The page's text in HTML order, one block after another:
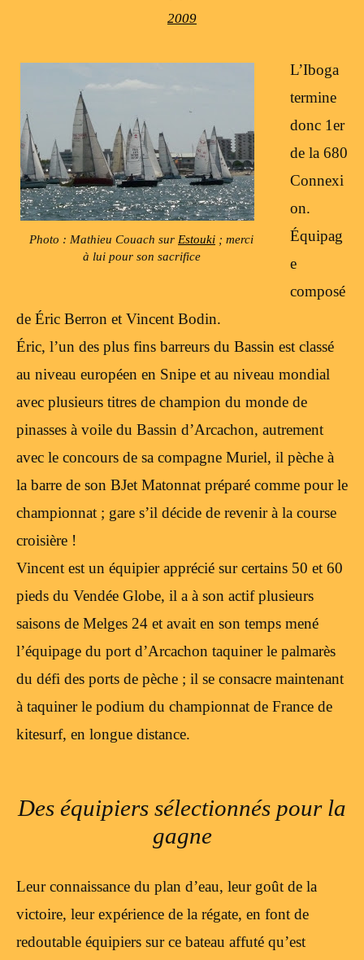
2009
Photo : Mathieu Couach sur Estouki ; merci
à lui pour son sacrifice
L’Iboga
termine
donc 1er
de la 680
Connexi
on.
Équipag
e
composé
de Éric Berron et Vincent Bodin.
Éric, l’un des plus fins barreurs du Bassin est classé
au niveau européen en Snipe et au niveau mondial
avec plusieurs titres de champion du monde de
pinasses à voile du Bassin d’Arcachon, autrement
avec le concours de sa compagne Muriel, il pèche à
la barre de son BJet Matonnat préparé comme pour le
championnat ; gare s’il décide de revenir à la course
croisière !
Vincent est un équipier apprécié sur certains 50 et 60
pieds du Vendée Globe, il a à son actif plusieurs
saisons de Melges 24 et avait en son temps mené
l’équipage du port d’Arcachon taquiner le palmarès
du défi des ports de pèche ; il se consacre maintenant
à taquiner le podium du championnat de France de
kitesurf, en longue distance.
Des équipiers sélectionnés pour la
gagne
Leur connaissance du plan d’eau, leur goût de la
victoire, leur expérience de la régate, en font de
redoutable équipiers sur ce bateau affuté qu’est